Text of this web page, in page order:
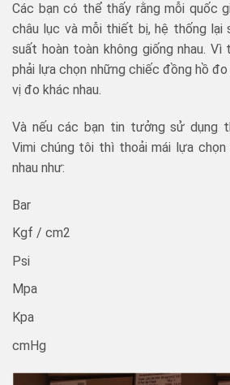
Các bạn có thể thấy rằng mỗi quốc
châu lục và mỗi thiết bị, hệ thống lại
suất hoàn toàn không giống nhau. Vì
phải lựa chọn những chiếc đồng hồ
vị đo khác nhau.
Và nếu các bạn tin tưởng sử dụng
Vimi chúng tôi thì thoải mái lựa chọn
nhau như:
Bar
Kgf / cm2
Psi
Mpa
Kpa
cmHg